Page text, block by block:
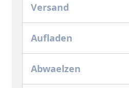
Versand
Aufladen
Abwaelzen